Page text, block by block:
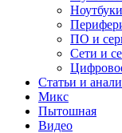
ПО и
Сети и
Статьи и
Микс
Пытошная
Видео